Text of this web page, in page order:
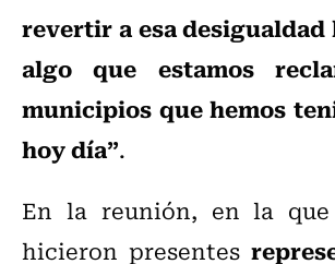
revertir a esa
algo que estamos
municipios que hemos
hoy día”.
En la reunión, en la que
hicieron presentes